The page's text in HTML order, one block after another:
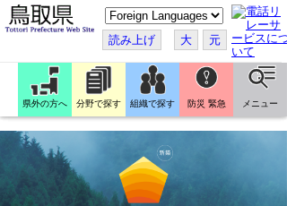
こ
の
ペ
ー
ジ
翻
訳
す
る
読み上げ 大 元
県外の方へ 分野で探す 組織で探す 防災 緊急 メニュー